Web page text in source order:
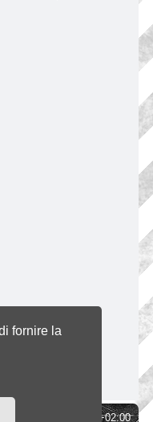
fornire la
UTC+02:00